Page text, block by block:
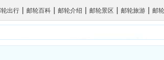
出行 | 邮轮百科 | 邮轮介绍 | 邮轮景区 | 邮轮旅游 | 邮